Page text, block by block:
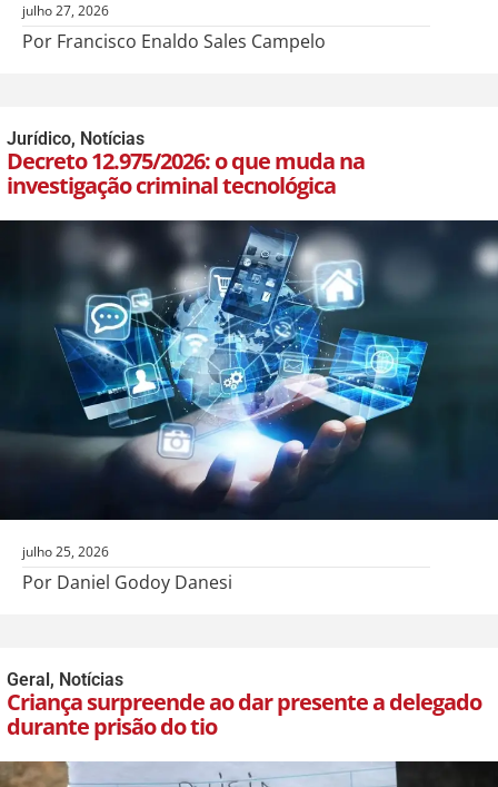
julho 27, 2026
Por Francisco Enaldo Sales Campelo
Jurídico, Notícias
Decreto 12.975/2026: o que muda na
investigação criminal tecnológica
julho 25, 2026
Por Daniel Godoy Danesi
Geral, Notícias
Criança surpreende ao dar presente a delegado
durante prisão do tio